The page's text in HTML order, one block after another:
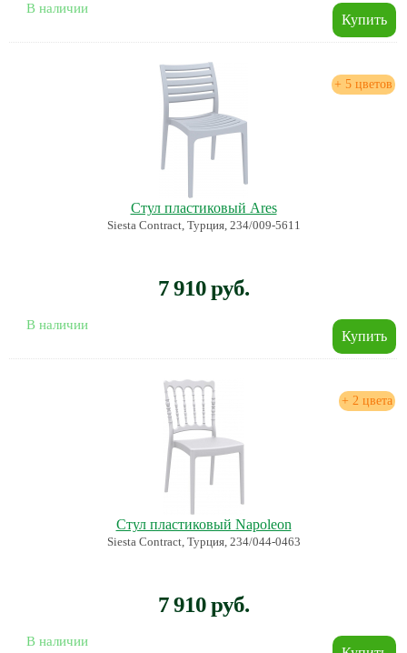
В наличии
+ 5 цветов
Стул пластиковый Ares
Siesta Contract, Турция, 234/009-5611
7 910 руб.
В наличии
+ 2 цвета
Стул пластиковый Napoleon
Siesta Contract, Турция, 234/044-0463
7 910 руб.
В наличии